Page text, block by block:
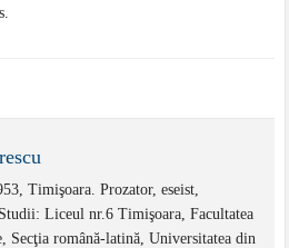
Timişoara. Prozator, eseist,
Liceul nr.6 Timişoara, Facultatea
Secţia română-latină, Universitatea din